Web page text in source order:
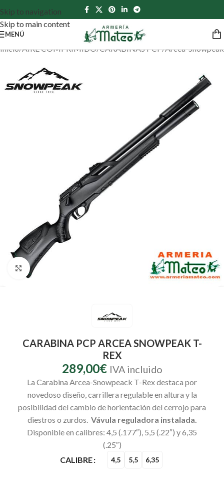
Skip to navigation
Skip to main content
MENÚ
Inicio/AIRE COMPRIMIDO/ CARABINAS PCP /Arcea-Snowpeak
Clic para ampliar
CARABINA PCP ARCEA SNOWPEAK T-
REX
289,00€ IVA incluido
La Carabina Arcea-Snowpeack T-Rex destaca por
novedoso diseño, carrillera regulable en altura y la
posibilidad del cambio de horientación del cerrojo para
diestros o zurdos. Vávula reguladora instalada.
Disponible en calibres: 4,5 (.177″), 5,5 (.22″) y 6,35
(.25″)
CALIBRE
4,5 5,5 6,35